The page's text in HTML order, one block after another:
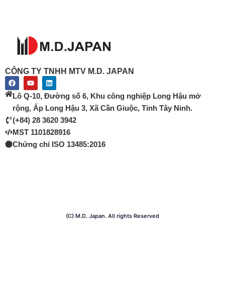
CÔNG TY TNHH MTV M.D. JAPAN
F
a
c
e
b
o
k
Y
o
u
t
u
b
e
L
i
n
k
e
i
n
Lô Q-10, Đường số 6, Khu công nghiệp Long Hậu mở
rộng, Ấp Long Hậu 3, Xã Cần Giuộc, Tỉnh Tây Ninh.
(+84) 28 3620 3942
MST 1101828916
Chứng chỉ ISO 13485:2016
(C) M.D. Japan. All rights Reserved